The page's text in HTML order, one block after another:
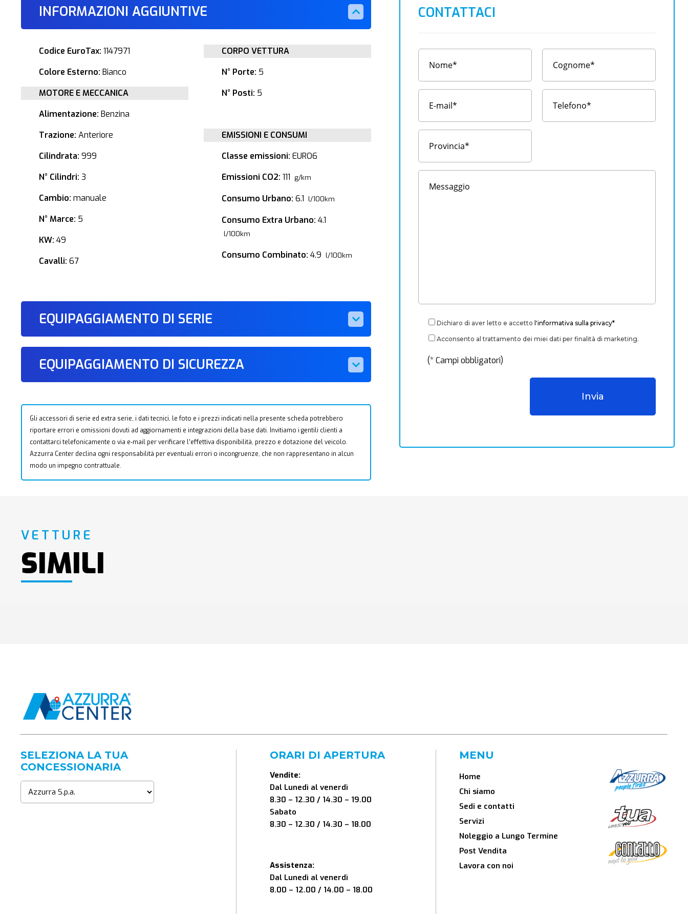
INFORMAZIONI AGGIUNTIVE
Codice EuroTax: 1147971
Colore Esterno: Bianco
MOTORE E MECCANICA
Alimentazione: Benzina
Trazione: Anteriore
Cilindrata: 999
N° Cilindri: 3
Cambio: manuale
N° Marce: 5
KW: 49
Cavalli: 67
CORPO VETTURA
N° Porte: 5
N° Posti: 5
EMISSIONI E CONSUMI
Classe emissioni: EURO6
Emissioni CO2: 111 g/km
Consumo Urbano: 6.1 l/100km
Consumo Extra Urbano: 4.1
l/100km
Consumo Combinato: 4.9 l/100km
EQUIPAGGIAMENTO DI SERIE
EQUIPAGGIAMENTO DI SICUREZZA
Gli accessori di serie ed extra serie, i dati tecnici, le foto e i prezzi indicati nella presente scheda potrebbero
riportare errori e omissioni dovuti ad aggiornamenti e integrazioni della base dati. Invitiamo i gentili clienti a
contattarci telefonicamente o via e-mail per verificare l’effettiva disponibilità, prezzo e dotazione del veicolo.
Azzurra Center declina ogni responsabilità per eventuali errori o incongruenze, che non rappresentano in alcun
modo un impegno contrattuale.
CONTATTACI
Dichiaro di aver letto e accetto l'informativa sulla privacy*
Acconsento al trattamento dei miei dati per finalità di marketing.
(* Campi obbligatori)
VETTURE
SIMILI
SELEZIONA LA TUA
CONCESSIONARIA
ORARI DI APERTURA
Vendite:
Dal Lunedì al venerdì
8.30 – 12.30 / 14.30 – 19.00
Sabato
8.30 – 12.30 / 14.30 – 18.00
Assistenza:
Dal Lunedì al venerdì
8.00 – 12.00 / 14.00 – 18.00
MENU
Home
Chi siamo
Sedi e contatti
Servizi
Noleggio a Lungo Termine
Post Vendita
Lavora con noi